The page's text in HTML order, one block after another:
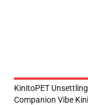
KinitoPET Unsettling
Companion Vibe